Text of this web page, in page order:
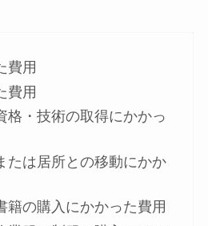
費用
費用
格・技術の取得にかかっ
たは居所との移動にかか
籍の購入にかかった費用